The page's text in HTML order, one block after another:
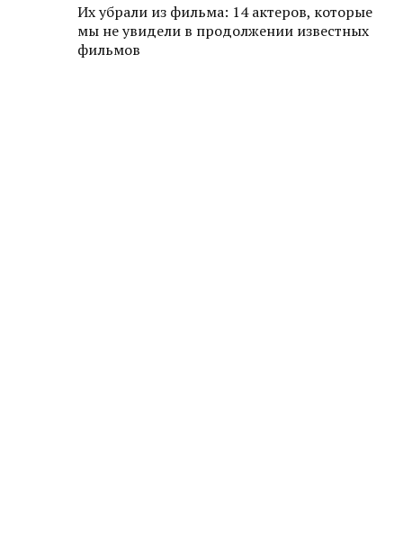
Их убрали из фильма: 14 актеров, которые
мы не увидели в продолжении известных
фильмов